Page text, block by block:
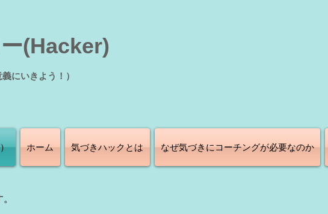
(Hacker)
にいきよう！）
ホーム 気づきハックとは なぜ気づきにコーチングが必要なのか